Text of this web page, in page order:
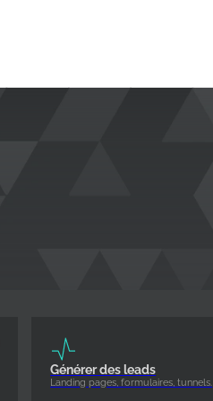
Générer des leads
Landing pages, formulaires, tunnels.